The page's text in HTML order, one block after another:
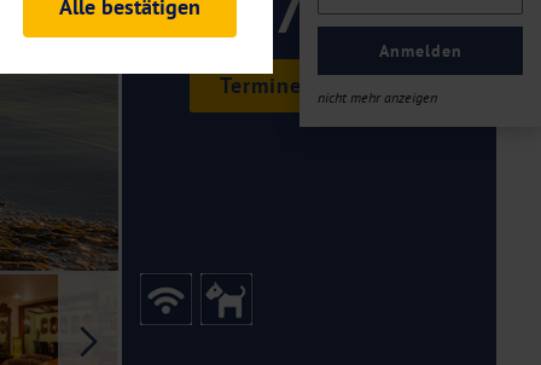
Anmelden
nicht mehr anzeigen
Termine & Preise
und Analysen. Mithilfe
Auftritts ermitteln und
es zu einer Drittlands
Daten finden Sie in unseren
Alle bestätigen